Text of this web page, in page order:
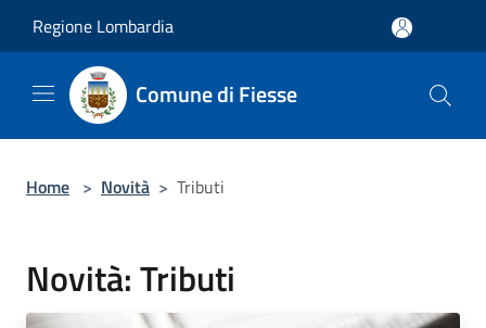
Regione Lombardia
Comune di Fiesse
Home > Novità > Tributi
Novità: Tributi